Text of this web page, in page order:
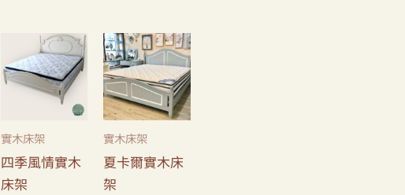
實木床架
四季風情實木
床架
實木床架
夏卡爾實木床
架